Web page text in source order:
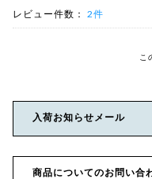
レビュー件数： 2件
こ
入荷お知らせメール
商品についてのお問い合